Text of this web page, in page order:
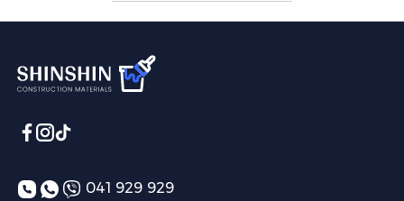
041 929 929